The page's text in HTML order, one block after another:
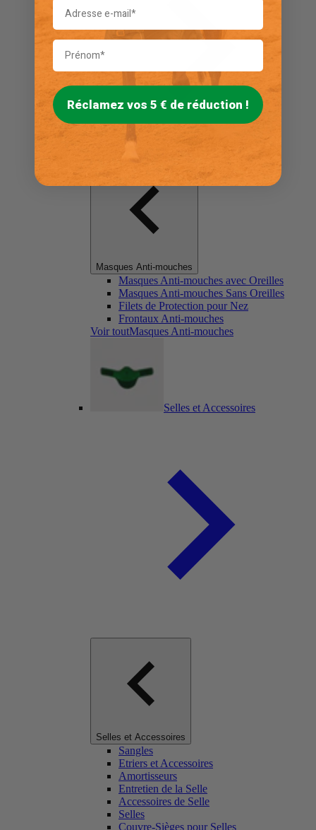
Masques Anti-mouches
Masques Anti-mouches avec Oreilles
Masques Anti-mouches Sans Oreilles
Filets de Protection pour Nez
Frontaux Anti-mouches
Voir toutMasques Anti-mouches
Selles et Accessoires
Selles et Accessoires
Sangles
Etriers et Accessoires
Amortisseurs
Entretien de la Selle
Accessoires de Selle
Selles
Couvre-Sièges pour Selles
Réclamez vos 5 € de réduction !